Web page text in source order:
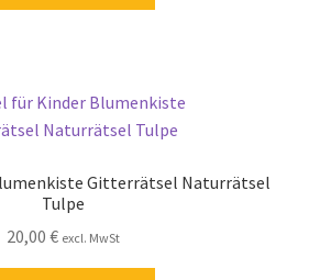
Gitterrätsel Naturrätsel
Tulpe
20,00 € excl. MwSt